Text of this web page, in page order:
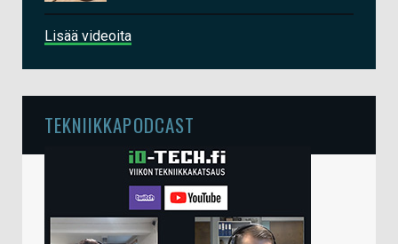
Lisää videoita
TEKNIIKKAPODCAST